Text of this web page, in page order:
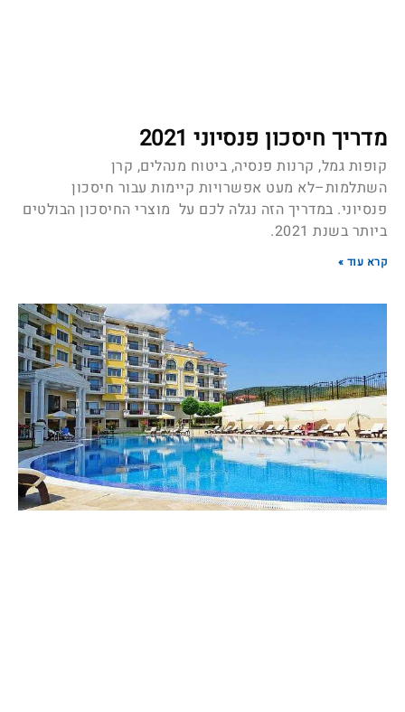
מדריך חיסכון פנסיוני 2021
קופות גמל, קרנות פנסיה, ביטוח מנהלים, קרן
השתלמות–לא מעט אפשרויות קיימות עבור חיסכון
פנסיוני. במדריך הזה נגלה לכם על מוצרי החיסכון הבולטים
ביותר בשנת 2021.
קרא עוד »